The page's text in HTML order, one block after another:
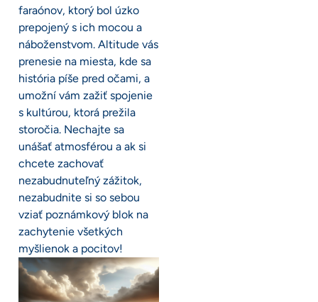
faraónov, ktorý bol úzko
prepojený s ich mocou a
náboženstvom. Altitude vás
prenesie na miesta, kde sa
história píše pred očami, a
umožní vám zažiť spojenie
s kultúrou, ktorá prežila
storočia. Nechajte sa
unášať atmosférou a ak si
chcete zachovať
nezabudnuteľný zážitok,
nezabudnite si so sebou
vziať poznámkový blok na
zachytenie všetkých
myšlienok a pocitov!